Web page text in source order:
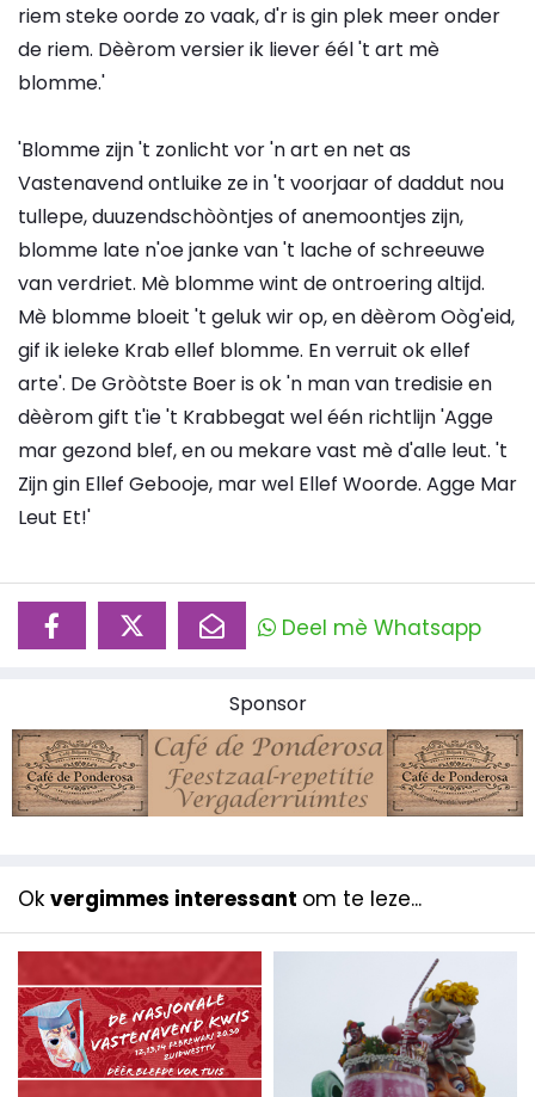
riem steke oorde zo vaak, d'r is gin plek meer onder
de riem. Dèèrom versier ik liever éél 't art mè
blomme.'
'Blomme zijn 't zonlicht vor 'n art en net as
Vastenavend ontluike ze in 't voorjaar of daddut nou
tullepe, duuzendschòòntjes of anemoontjes zijn,
blomme late n'oe janke van 't lache of schreeuwe
van verdriet. Mè blomme wint de ontroering altijd.
Mè blomme bloeit 't geluk wir op, en dèèrom Oòg'eid,
gif ik ieleke Krab ellef blomme. En verruit ok ellef
arte'. De Gròòtste Boer is ok 'n man van tredisie en
dèèrom gift t'ie 't Krabbegat wel één richtlijn 'Agge
mar gezond blef, en ou mekare vast mè d'alle leut. 't
Zijn gin Ellef Gebooje, mar wel Ellef Woorde. Agge Mar
Leut Et!'
Deel mè Whatsapp
Sponsor
Ok vergimmes interessant om te leze...